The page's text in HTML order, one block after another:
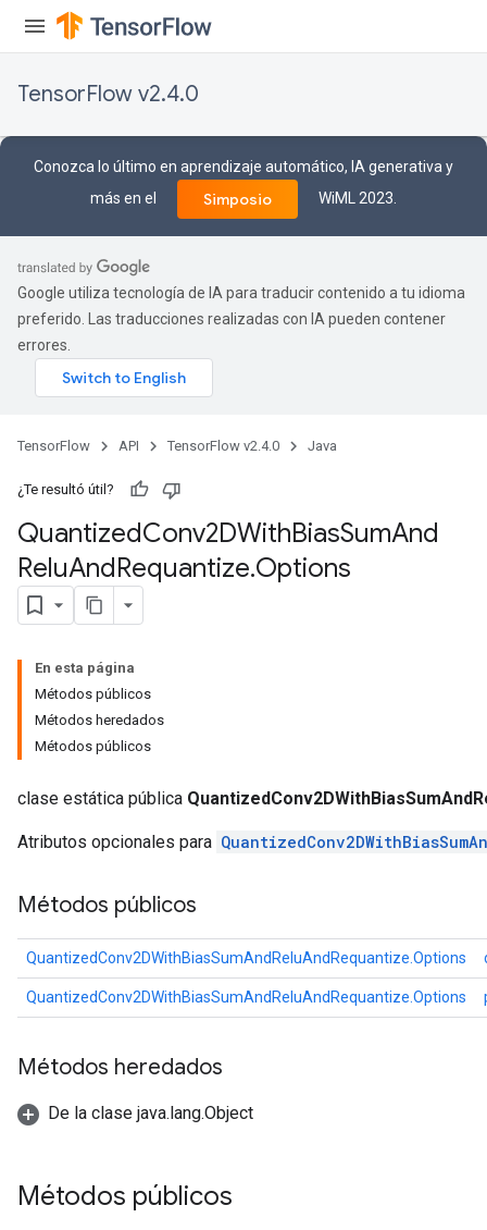
TensorFlow v2.4.0
Conozca lo último en aprendizaje automático, IA generativa y
más en el
Simposio WiML 2023.
Google utiliza tecnología de IA para traducir contenido a tu idioma
preferido. Las traducciones realizadas con IA pueden contener
errores.
TensorFlow API TensorFlow v2.4.0 Java
¿Te resultó útil?
QuantizedConv2DWithBiasSumAnd
ReluAndRequantize.Options
En esta página
Métodos públicos
Métodos heredados
Métodos públicos
clase estática pública
Atributos opcionales para
Métodos públicos
QuantizedConv2DWithBiasSumAndReluAndRequantize.Options
QuantizedConv2DWithBiasSumAndReluAndRequantize.Options
Métodos heredados
De la clase java.lang.Object
Métodos públicos